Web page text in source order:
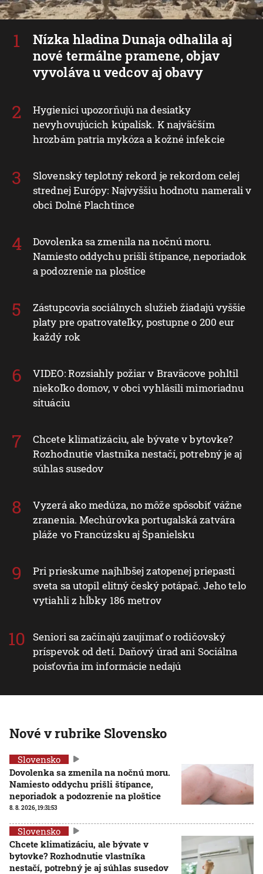
Nízka hladina Dunaja odhalila aj
nové termálne pramene, objav
vyvoláva u vedcov aj obavy
Hygienici upozorňujú na desiatky
nevyhovujúcich kúpalísk. K najväčším
hrozbám patria mykóza a kožné infekcie
Slovenský teplotný rekord je rekordom celej
strednej Európy: Najvyššiu hodnotu namerali v
obci Dolné Plachtince
Dovolenka sa zmenila na nočnú moru.
Namiesto oddychu prišli štípance, neporiadok
a podozrenie na ploštice
Zástupcovia sociálnych služieb žiadajú vyššie
platy pre opatrovateľky, postupne o 200 eur
každý rok
VIDEO: Rozsiahly požiar v Braväcove pohltil
niekoľko domov, v obci vyhlásili mimoriadnu
situáciu
Chcete klimatizáciu, ale bývate v bytovke?
Rozhodnutie vlastníka nestačí, potrebný je aj
súhlas susedov
Vyzerá ako medúza, no môže spôsobiť vážne
zranenia. Mechúrovka portugalská zatvára
pláže vo Francúzsku aj Španielsku
Pri prieskume najhlbšej zatopenej priepasti
sveta sa utopil elitný český potápač. Jeho telo
vytiahli z hĺbky 186 metrov
Seniori sa začínajú zaujímať o rodičovský
príspevok od detí. Daňový úrad ani Sociálna
poisťovňa im informácie nedajú
Nové v rubrike Slovensko
Slovensko
Dovolenka sa zmenila na nočnú moru.
Namiesto oddychu prišli štípance,
neporiadok a podozrenie na ploštice
8. 8. 2026, 19:31:53
Slovensko
Chcete klimatizáciu, ale bývate v
bytovke? Rozhodnutie vlastníka
nestačí, potrebný je aj súhlas susedov